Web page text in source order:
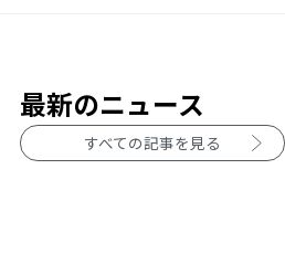
最新のニュース
すべての記事を見る